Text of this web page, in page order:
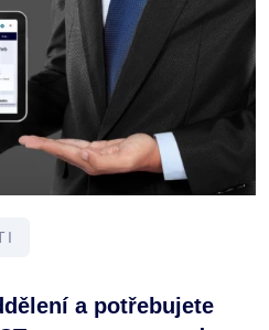
a potřebujete